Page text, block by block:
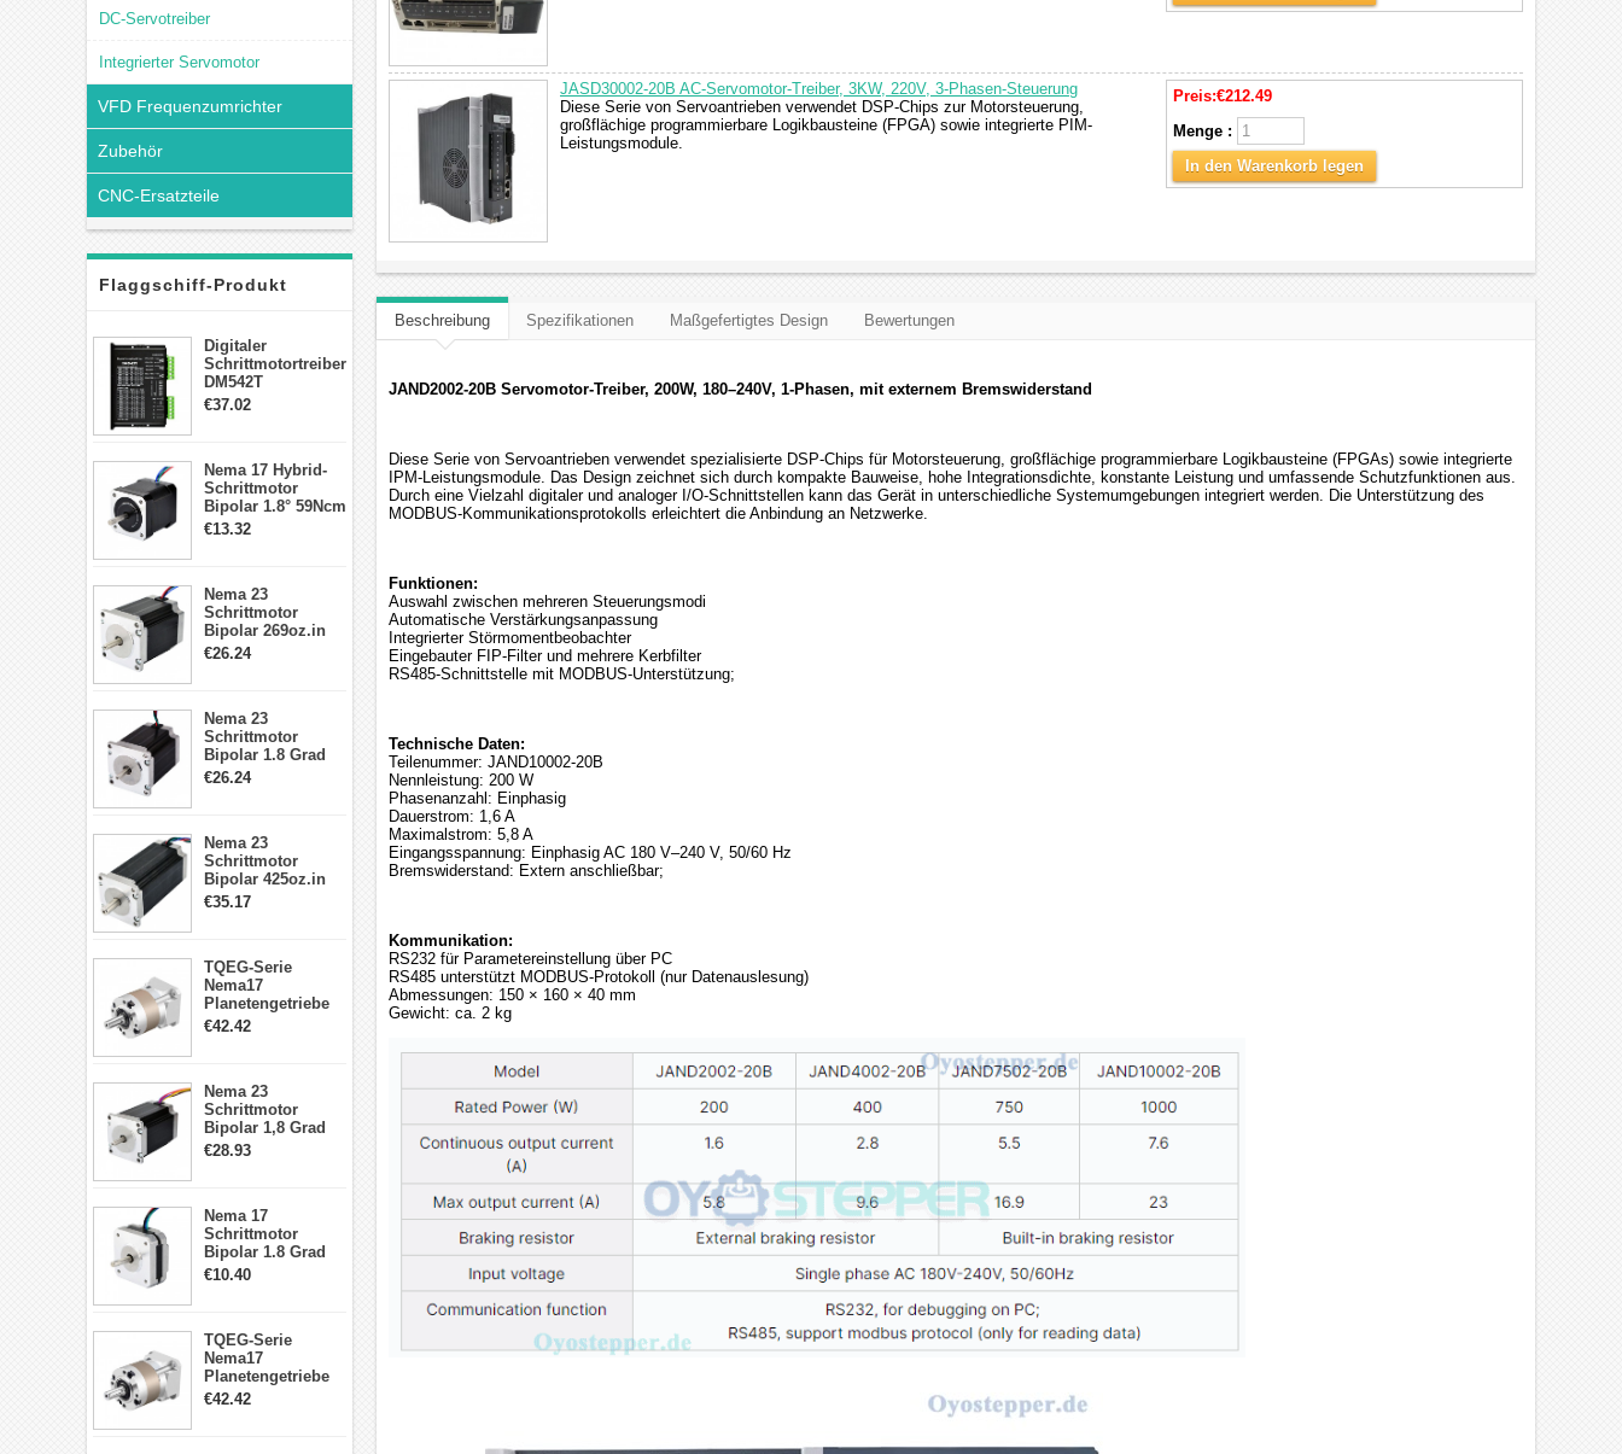
DC-Servotreiber
Integrierter Servomotor
VFD Frequenzumrichter
Zubehör
CNC-Ersatzteile
Flaggschiff-Produkt
Digitaler
Schrittmotortreiber
DM542T
Schrittmotor
Schrittmotor
€37.02
Nema 17 Hybrid-
Schrittmotor
Bipolar 1.8° 59Ncm
2A 4 Drähte mit 1m
€13.32
Nema 23
Schrittmotor
Bipolar 269oz.in
2,8A 57x57x76mm
€26.24
Nema 23
Schrittmotor
Bipolar 1.8 Grad
1.9Nm 3A 3.36V 4
€26.24
Nema 23
Schrittmotor
Bipolar 425oz.in
4.2A 57x57x114mm
€35.17
TQEG-Serie
Nema17
Planetengetriebe
5:1 Spiel 15Arc-
€42.42
Nema 23
Schrittmotor
Bipolar 1,8 Grad
2,83Nm 4 A 2,26V
€28.93
Nema 17
Schrittmotor
Bipolar 1.8 Grad
8.7Ncm 1A 3.5V 4
€10.40
TQEG-Serie
Nema17
Planetengetriebe
10:1 Spiel 15Arc-
€42.42
JASD30002-20B AC-Servomotor-Treiber, 3KW, 220V, 3-Phasen-Steuerung
Diese Serie von Servoantrieben verwendet DSP-Chips zur Motorsteuerung,
großflächige programmierbare Logikbausteine (FPGA) sowie integrierte PIM-
Leistungsmodule.
Preis:€212.49
Menge :
In den Warenkorb legen
Beschreibung Spezifikationen Maßgefertigtes Design Bewertungen
JAND2002-20B Servomotor-Treiber, 200W, 180–240V, 1-Phasen, mit externem Bremswiderstand
Diese Serie von Servoantrieben verwendet spezialisierte DSP-Chips für Motorsteuerung, großflächige programmierbare Logikbausteine (FPGAs) sowie integrierte
IPM-Leistungsmodule. Das Design zeichnet sich durch kompakte Bauweise, hohe Integrationsdichte, konstante Leistung und umfassende Schutzfunktionen aus.
Durch eine Vielzahl digitaler und analoger I/O-Schnittstellen kann das Gerät in unterschiedliche Systemumgebungen integriert werden. Die Unterstützung des
MODBUS-Kommunikationsprotokolls erleichtert die Anbindung an Netzwerke.
Funktionen:
Auswahl zwischen mehreren Steuerungsmodi
Automatische Verstärkungsanpassung
Integrierter Störmomentbeobachter
Eingebauter FIP-Filter und mehrere Kerbfilter
RS485-Schnittstelle mit MODBUS-Unterstützung;
Technische Daten:
Teilenummer: JAND10002-20B
Nennleistung: 200 W
Phasenanzahl: Einphasig
Dauerstrom: 1,6 A
Maximalstrom: 5,8 A
Eingangsspannung: Einphasig AC 180 V–240 V, 50/60 Hz
Bremswiderstand: Extern anschließbar;
Kommunikation:
RS232 für Parametereinstellung über PC
RS485 unterstützt MODBUS-Protokoll (nur Datenauslesung)
Abmessungen: 150 × 160 × 40 mm
Gewicht: ca. 2 kg